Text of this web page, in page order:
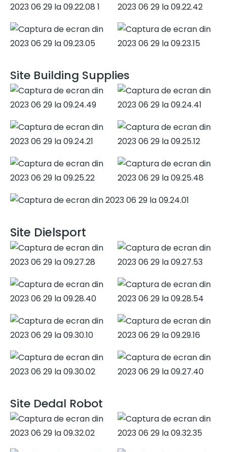
Site Building Supplies
Site Dielsport
Site Dedal Robot